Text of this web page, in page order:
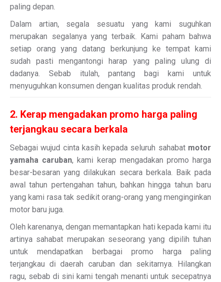
paling depan.
Dalam artian, segala sesuatu yang kami suguhkan
merupakan segalanya yang terbaik. Kami paham bahwa
setiap orang yang datang berkunjung ke tempat kami
sudah pasti mengantongi harap yang paling ulung di
dadanya. Sebab itulah, pantang bagi kami untuk
menyuguhkan konsumen dengan kualitas produk rendah.
2. Kerap mengadakan promo harga paling
terjangkau secara berkala
Sebagai wujud cinta kasih kepada seluruh sahabat motor
yamaha caruban, kami kerap mengadakan promo harga
besar-besaran yang dilakukan secara berkala. Baik pada
awal tahun pertengahan tahun, bahkan hingga tahun baru
yang kami rasa tak sedikit orang-orang yang menginginkan
motor baru juga.
Oleh karenanya, dengan memantapkan hati kepada kami itu
artinya sahabat merupakan seseorang yang dipilih tuhan
untuk mendapatkan berbagai promo harga paling
terjangkau di daerah caruban dan sekitarnya. Hilangkan
ragu, sebab di sini kami tengah menanti untuk secepatnya